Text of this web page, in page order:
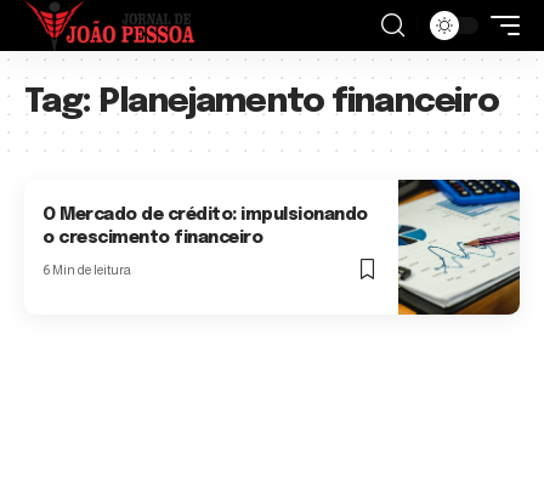
Tag: Planejamento financeiro
O Mercado de crédito: impulsionando
o crescimento financeiro
6 Min de leitura